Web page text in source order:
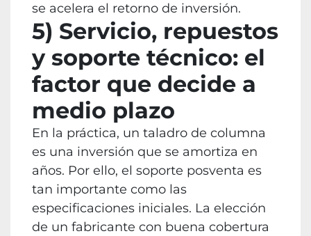
se acelera el retorno de inversión.
5) Servicio, repuestos
y soporte técnico: el
factor que decide a
medio plazo
En la práctica, un taladro de columna
es una inversión que se amortiza en
años. Por ello, el soporte posventa es
tan importante como las
especificaciones iniciales. La elección
de un fabricante con buena cobertura